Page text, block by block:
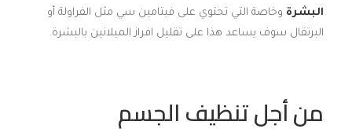
البشرة وخاصة التي تحتوي على فيتامين سي مثل الفراولة أو
البرتقال سوف يساعد هذا على تقليل افراز الميلانين بالبشرة.
من أجل تنظيف الجسم